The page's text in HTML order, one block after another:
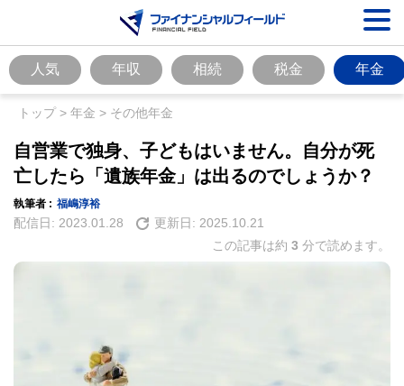
人気 年収 相続 税金 年金
トップ> 年金 > その他年金
自営業で独身、子どもはいません。自分が死
亡したら「遺族年金」は出るのでしょうか？
執筆者 : 福嶋淳裕
配信日: 2023.01.28 更新日: 2025.10.21
この記事は約 3 分で読めます。